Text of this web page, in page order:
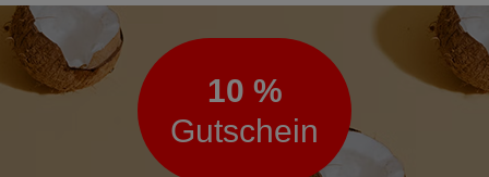
Newsletter
10 %
Gutschein